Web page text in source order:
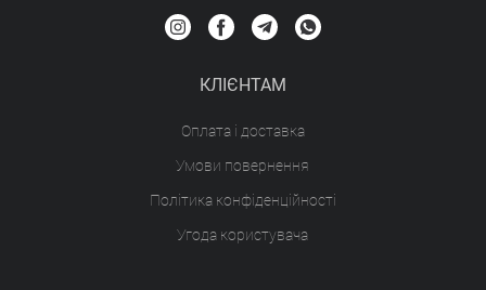
КЛІЄНТАМ
Оплата і доставка
Умови повернення
Політика конфіденційності
Угода користувача